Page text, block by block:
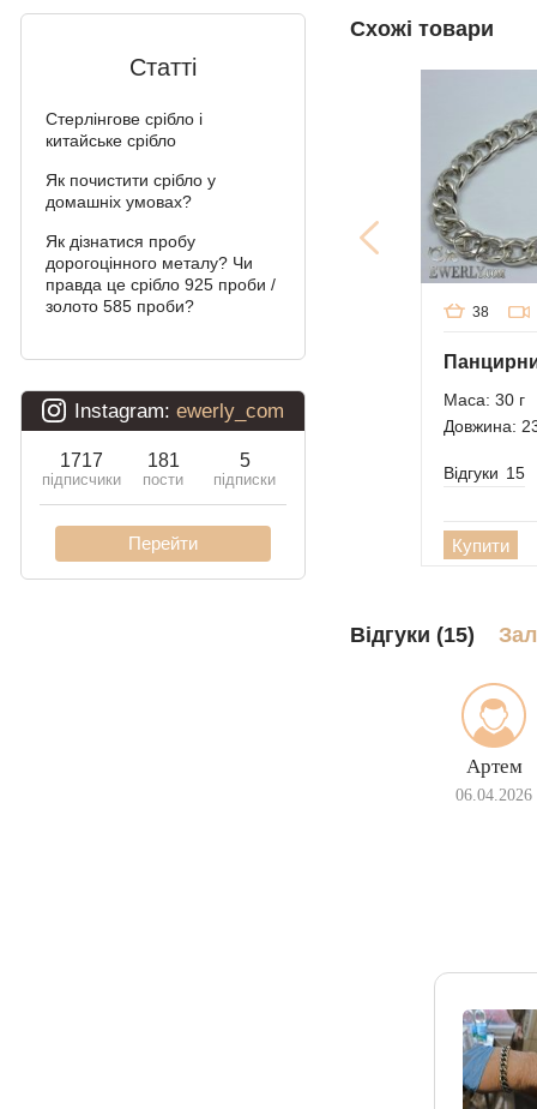
камінням
якірне)
Давид
(чайка)
Десятка (подвійне
Кардинал (Пітон,
Італійка)
Статті
Стерлінгове срібло і
китайське срібло
Як почистити срібло у
домашніх умовах?
Як дізнатися пробу
дорогоцінного металу? Чи
правда це срібло 925 проби /
золото 585 проби?
Схожі товари
38
Маса: 30 г
Довжина:
Відгуки 15
Купити
Відгуки (15)
Артем
06.04.2026